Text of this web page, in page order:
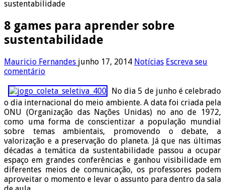
sustentabilidade
8 games para aprender sobre
sustentabilidade
Mauricio Fernandes junho 17, 2014 Notícias Escreva seu
comentário
No dia 5 de junho é celebrado
o dia internacional do meio ambiente. A data foi criada pela
ONU (Organização das Nações Unidas) no ano de 1972,
como uma forma de conscientizar a população mundial
sobre temas ambientais, promovendo o debate, a
valorização e a preservação do planeta. Já que nas últimas
décadas a temática da sustentabilidade passou a ocupar
espaço em grandes conferências e ganhou visibilidade em
diferentes meios de comunicação, os professores podem
aproveitar o momento e levar o assunto para dentro da sala